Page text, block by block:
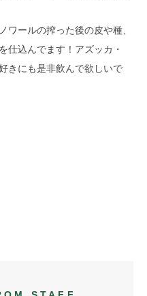
ワールの搾った後の皮や種、
仕込んでます！アズッカ・
きにも是非飲んで欲しいで